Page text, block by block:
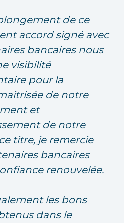
de ce
accord signé avec
bancaires nous
visibilité
pour la
de notre
et
de notre
titre, je remercie
bancaires
renouvelée.
les bons
dans le